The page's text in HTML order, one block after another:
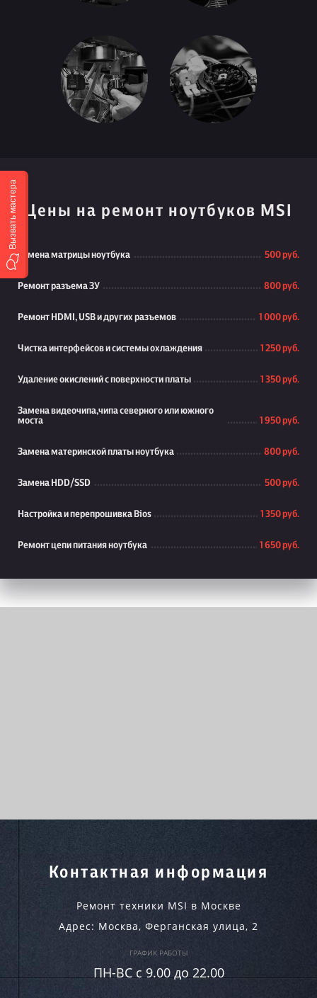
Цены на ремонт ноутбуков MSI
Замена матрицы ноутбука 500 руб.
Ремонт разъема ЗУ 800 руб.
Ремонт HDMI, USB и других разъемов 1 000 руб.
Чистка интерфейсов и системы охлаждения 1 250 руб.
Удаление окислений с поверхности платы 1 350 руб.
Замена видеочипа,чипа северного или южного
моста
1 950 руб.
Замена материнской платы ноутбука 800 руб.
Замена HDD/SSD 500 руб.
Настройка и перепрошивка Bios 1 350 руб.
Ремонт цепи питания ноутбука 1 650 руб.
Контактная информация
Ремонт техники MSI в Москве
Адрес: Москва, Ферганская улица, 2
ГРАФИК РАБОТЫ
ПН-ВC c 9.00 до 22.00
Вызвать мастера